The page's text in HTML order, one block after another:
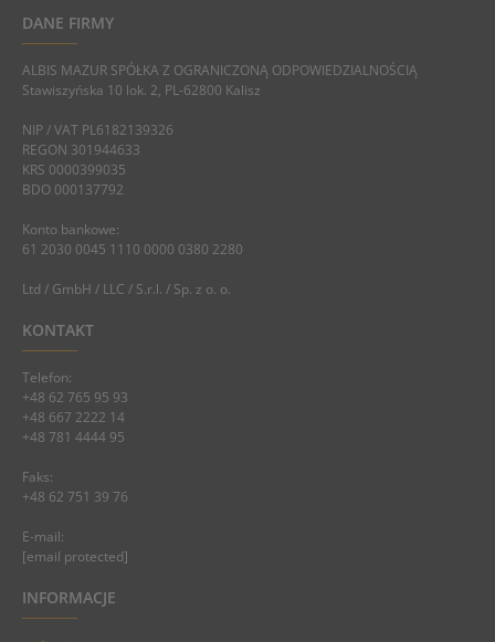
DANE FIRMY
ALBIS MAZUR SPÓŁKA Z OGRANICZONĄ ODPOWIEDZIALNOŚCIĄ
Stawiszyńska 10 lok. 2, PL-62800 Kalisz
NIP / VAT PL6182139326
REGON 301944633
KRS 0000399035
BDO 000137792
Konto bankowe:
61 2030 0045 1110 0000 0380 2280
Ltd / GmbH / LLC / S.r.l. / Sp. z o. o.
KONTAKT
Telefon:
+48 62 765 95 93
+48 667 2222 14
+48 781 4444 95
Faks:
+48 62 751 39 76
E-mail:
[email protected]
INFORMACJE